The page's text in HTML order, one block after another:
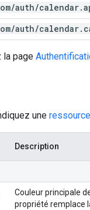
/auth/calendar.
/auth/calendar.
la page
une
Description
Couleur principale
propriété remplace